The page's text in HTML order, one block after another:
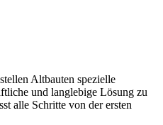
Altbauten spezielle
und langlebige Lösung zu
alle Schritte von der ersten